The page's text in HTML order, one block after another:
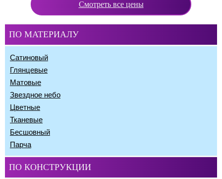
Смотреть все цены
ПО МАТЕРИАЛУ
Сатиновый
Глянцевые
Матовые
Звездное небо
Цветные
Тканевые
Бесшовный
Парча
ПО КОНСТРУКЦИИ